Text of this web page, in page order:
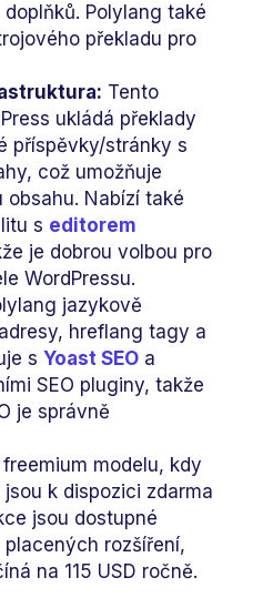
Polylang také
překladu pro
Tento
ukládá překlady
příspěvky/stránky s
což umožňuje
obsahu. Nabízí také
s editorem
je dobrou volbou pro
WordPressu.
jazykově
hreflang tagy a
s Yoast SEO a
SEO pluginy, takže
je správně
modelu, kdy
k dispozici zdarma
jsou dostupné
rozšíření,
na 115 USD ročně.